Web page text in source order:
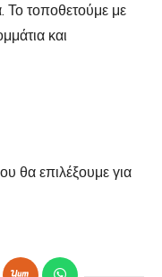
Το τοποθετούμε με
και
θα επιλέξουμε για